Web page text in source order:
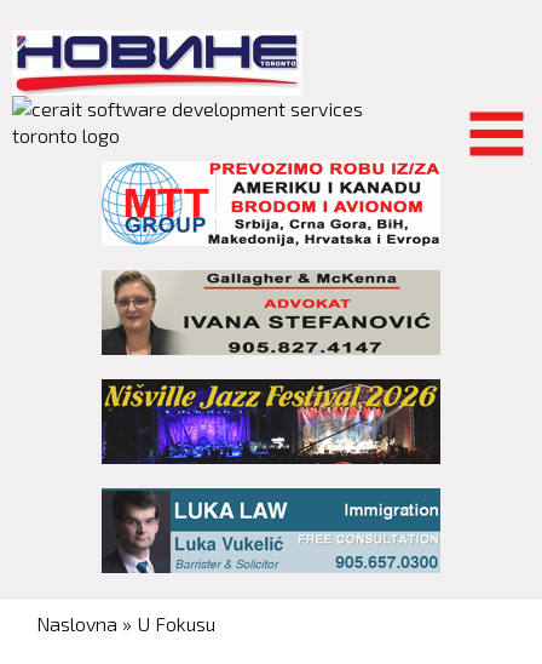
main
content
You are here
Naslovna » U Fokusu